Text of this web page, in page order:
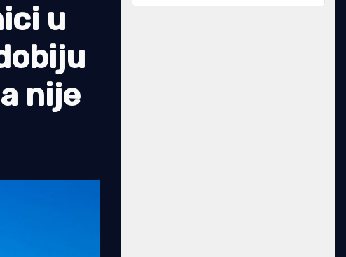
u
nije